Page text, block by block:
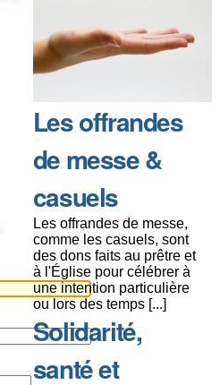
Les offrandes
de messe &
casuels
Les offrandes de messe,
comme les casuels, sont
des dons faits au prêtre et
à l'Église pour célébrer à
une intention particulière
ou lors des temps [...]
Solidarité,
santé et